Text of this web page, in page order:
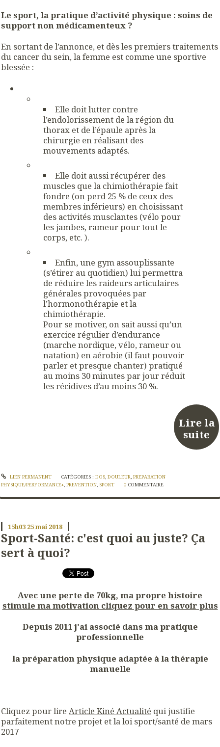
Le sport, la pratique d’activité physique : soins de
support non médicamenteux ?
En sortant de l’annonce, et dès les premiers traitements
du cancer du sein, la femme est comme une sportive
blessée :
Elle doit lutter contre
l’endolorissement de la région du
thorax et de l’épaule après la
chirurgie en réalisant des
mouvements adaptés.
Elle doit aussi récupérer des
muscles que la chimiothérapie fait
fondre (on perd 25 % de ceux des
membres inférieurs) en choisissant
des activités musclantes (vélo pour
les jambes, rameur pour tout le
corps, etc. ).
Enfin, une gym assouplissante
(s’étirer au quotidien) lui permettra
de réduire les raideurs articulaires
générales provoquées par
l’hormonothérapie et la
chimiothérapie.
Pour se motiver, on sait aussi qu’un
exercice régulier d’endurance
(marche nordique, vélo, rameur ou
natation) en aérobie (il faut pouvoir
parler et presque chanter) pratiqué
au moins 30 minutes par jour réduit
les récidives d’au moins 30 %.
Lire la
suite
LIEN PERMANENT CATÉGORIES : DOS, DOULEUR, PREPARATION
PHYSIQUE/PERFORMANCE+, PREVENTION, SPORT 0 COMMENTAIRE
15h03 25mai 2018
Sport-Santé: c'est quoi au juste? Ça
sert à quoi?
Avec une perte de 70kg, ma propre histoire
stimule ma motivation cliquez pour en savoir plus
Depuis 2011 j'ai associé dans ma pratique
professionnelle
la préparation physique adaptée à la thérapie
manuelle
Cliquez pour lire Article Kiné Actualité qui justifie
parfaitement notre projet et la loi sport/santé de mars
2017